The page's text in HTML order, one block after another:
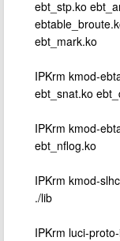
ebt_stp.ko
ebt_mark.ko
IPKrm kmod-
ebt_snat.ko
IPKrm kmod-
ebt_nflog.ko
IPKrm kmod-slhc
./lib
IPKrm luci-